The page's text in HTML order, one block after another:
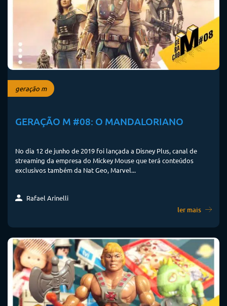
geração m
GERAÇÃO M #08: O MANDALORIANO
No dia 12 de junho de 2019 foi lançada a Disney Plus, canal de
streaming da empresa do Mickey Mouse que terá conteúdos
exclusivos também da Nat Geo, Marvel...
Rafael Arinelli
ler mais